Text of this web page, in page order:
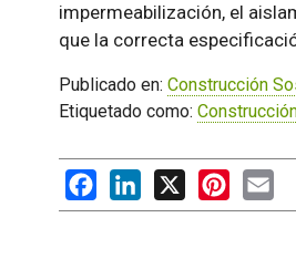
impermeabilización, el
que la correcta
Publicado en: Construcción
Etiquetado como:
FacebookLinkedIn Pinterest